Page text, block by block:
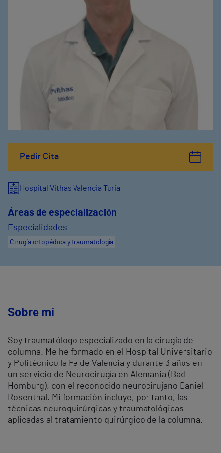
Pedir Cita
Hospital Vithas Valencia Turia
Áreas de especialización
Especialidades
Cirugía ortopédica y traumatología
Sobre mí
Soy traumatólogo especializado en la cirugía de
columna. Me he formado en el Hospital Universitario
y Politécnico la Fe de Valencia y durante 3 años en
un servicio de Neurocirugía en Alemania (Bad
Homburg), con el reconocido neurocirujano Daniel
Rosenthal. Mi formación incluye, por tanto, las
técnicas neuroquirúrgicas y traumatológicas
aplicadas al tratamiento quirúrgico de la columna.